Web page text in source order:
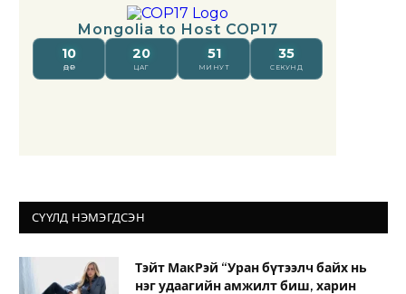
СҮҮЛД НЭМЭГДСЭН
Тэйт МакРэй “Уран бүтээлч байх нь
нэг удаагийн амжилт биш, харин